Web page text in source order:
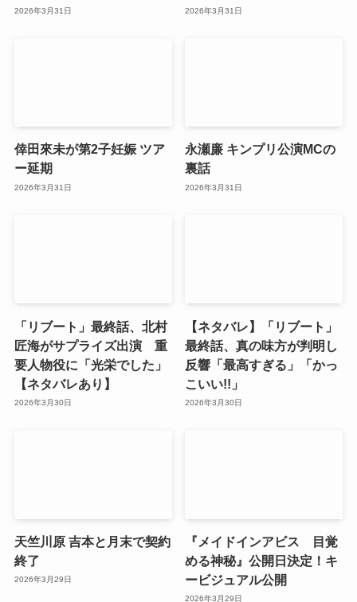
2026年3月31日 2026年3月31日
倖田來未が第2子妊娠 ツア
ー延期
2026年3月31日
永瀬廉 キンプリ公演MCの
裏話
2026年3月31日
「リブート」最終話、北村
匠海がサプライズ出演 重
要人物役に「光栄でした」
【ネタバレあり】
2026年3月30日
【ネタバレ】「リブート」
最終話、真の味方が判明し
反響「最高すぎる」「かっ
こいい!!」
2026年3月30日
天竺川原 吉本と月末で契約
終了
2026年3月29日
『メイドインアビス 目覚
める神秘』公開日決定！キ
ービジュアル公開
2026年3月29日